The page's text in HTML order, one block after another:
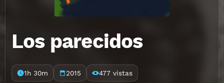
Los parecidos
1h 30m 2015 477 vistas